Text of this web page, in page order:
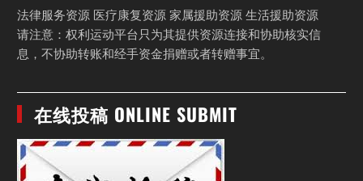
法律服务资源 医疗康复资源 家属援助资源 生活援助资源
请注意：权利运动平台只为其提供资源连接和协助核实信
息，不协助转账和经手资金捐赠或者转赠事宜。
在线投稿 ONLINE SUBMIT